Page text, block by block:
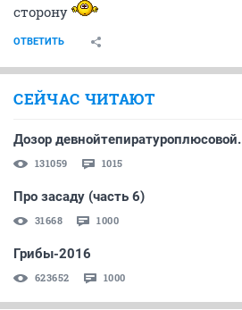
сторону
ОТВЕТИТЬ
СЕЙЧАС ЧИТАЮТ
Дозор девнойтепиратуроплюсовой.
131059 1015
Про засаду (часть 6)
31668 1000
Грибы-2016
623652 1000